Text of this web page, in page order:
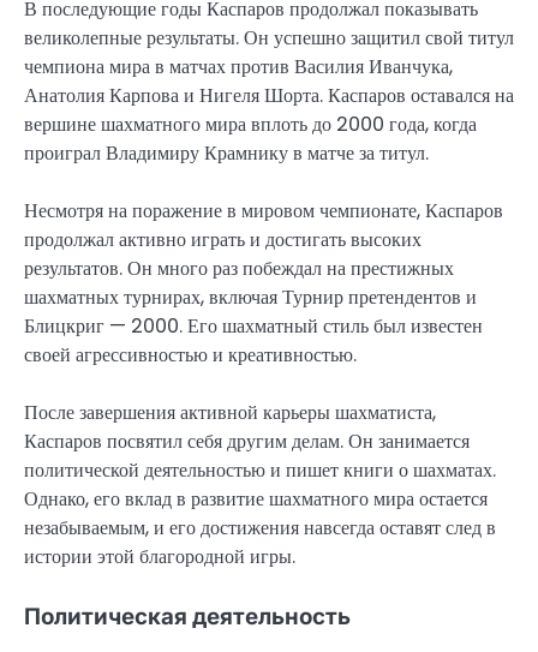
В последующие годы Каспаров продолжал показывать
великолепные результаты. Он успешно защитил свой титул
чемпиона мира в матчах против Василия Иванчука,
Анатолия Карпова и Нигеля Шорта. Каспаров оставался на
вершине шахматного мира вплоть до 2000 года, когда
проиграл Владимиру Крамнику в матче за титул.
Несмотря на поражение в мировом чемпионате, Каспаров
продолжал активно играть и достигать высоких
результатов. Он много раз побеждал на престижных
шахматных турнирах, включая Турнир претендентов и
Блицкриг — 2000. Его шахматный стиль был известен
своей агрессивностью и креативностью.
После завершения активной карьеры шахматиста,
Каспаров посвятил себя другим делам. Он занимается
политической деятельностью и пишет книги о шахматах.
Однако, его вклад в развитие шахматного мира остается
незабываемым, и его достижения навсегда оставят след в
истории этой благородной игры.
Политическая деятельность